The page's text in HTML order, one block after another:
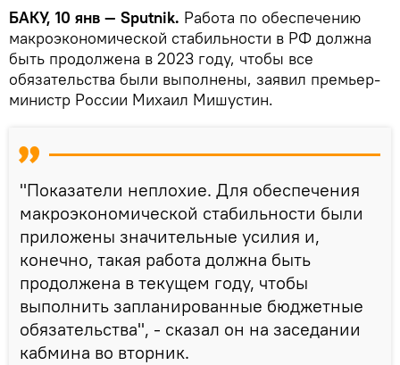
БАКУ, 10 янв — Sputnik. Работа по обеспечению
макроэкономической стабильности в РФ должна
быть продолжена в 2023 году, чтобы все
обязательства были выполнены, заявил премьер-
министр России Михаил Мишустин.
"Показатели неплохие. Для обеспечения
макроэкономической стабильности были
приложены значительные усилия и,
конечно, такая работа должна быть
продолжена в текущем году, чтобы
выполнить запланированные бюджетные
обязательства", - сказал он на заседании
кабмина во вторник.